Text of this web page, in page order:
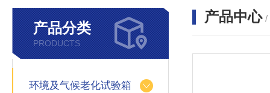
产品分类
PRODUCTS
环境及气候老化试验箱
产品中心 /